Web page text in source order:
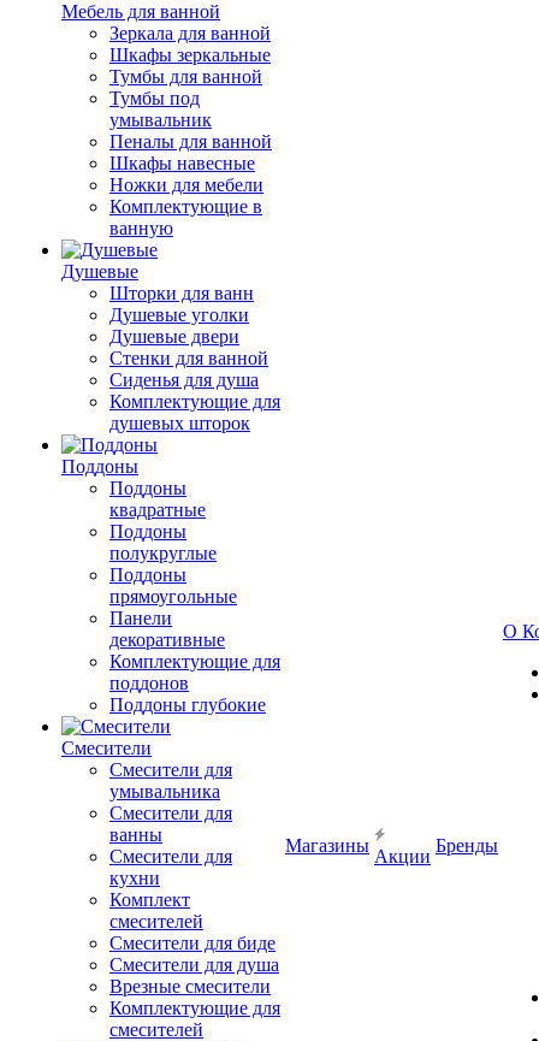
Мебель для ванной
Зеркала для ванной
Шкафы зеркальные
Тумбы для ванной
Тумбы под
умывальник
Пеналы для ванной
Шкафы навесные
Ножки для мебели
Комплектующие в
ванную
Душевые
Шторки для ванн
Душевые уголки
Душевые двери
Стенки для ванной
Сиденья для душа
Комплектующие для
душевых шторок
Поддоны
Поддоны
квадратные
Поддоны
полукруглые
Поддоны
прямоугольные
Панели
декоративные
Комплектующие для
поддонов
Поддоны глубокие
Смесители
Смесители для
умывальника
Смесители для
ванны
Смесители для
кухни
Комплект
смесителей
Смесители для биде
Смесители для душа
Врезные смесители
Комплектующие для
смесителей
Магазины
Акции
Бренды
О